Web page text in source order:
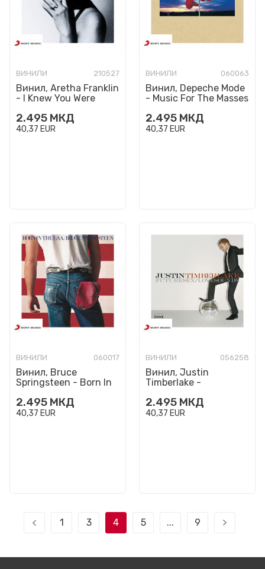
ВИНИЛИ 210527
Винил, Aretha Franklin
- I Knew You Were
1980-2014
2.495 МКД
40,37 EUR
ВИНИЛИ 060063
Винил, Depeche Mode
- Music For The Masses
2.495 МКД
40,37 EUR
ВИНИЛИ 060017
Винил, Bruce
Springsteen - Born In
2.495 МКД
40,37 EUR
ВИНИЛИ 056258
Винил, Justin
Timberlake -
(2006)
2.495 МКД
40,37 EUR
1 3 4 5 ... 9